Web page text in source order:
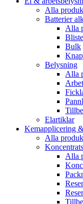
Alla
Batterier
Alla
Bulk
Belysning
Alla
Elartiklar
Kemapplicering
Alla
Alla